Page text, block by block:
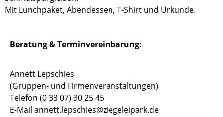
Mit Lunchpaket, Abendessen, T-Shirt und Urkunde.
Beratung & Terminvereinbarung:
Annett Lepschies
(Gruppen- und Firmenveranstaltungen)
Telefon (0 33 07) 30 25 45
E-Mail annett.lepschies@ziegeleipark.de